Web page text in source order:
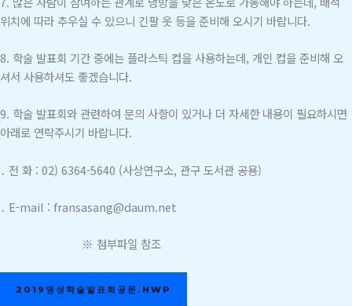
위치에 따라 추우실 수 있으니 긴팔 옷 등을 준비해 오시기 바랍니다.
8. 학술 발표회 기간 중에는 플라스틱 컵을 사용하는데, 개인 컵을 준비해 오
셔서 사용하셔도 좋겠습니다.
9. 학술 발표회와 관련하여 문의 사항이 있거나 더 자세한 내용이 필요하시면
아래로 연락주시기 바랍니다.
․ 전 화 : 02) 6364-5640 (사상연구소, 관구 도서관 공용)
․ E-mail : fransasang@daum.net
※ 첨부파일 참조
2019영성학술발표회공문.HWP